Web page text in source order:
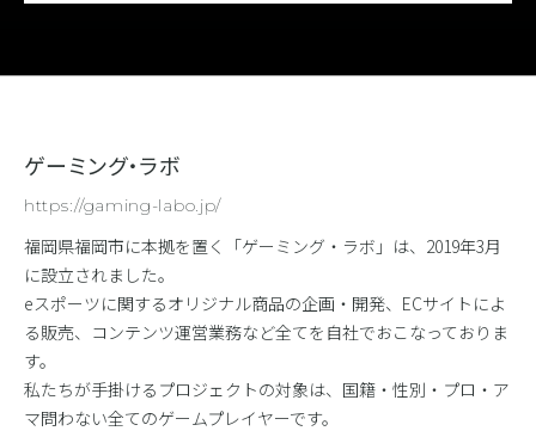
ゲーミング・ラボ
https://gaming-labo.jp/
福岡県福岡市に本拠を置く「ゲーミング・ラボ」は、2019年3月
に設立されました。
eスポーツに関するオリジナル商品の企画・開発、ECサイトによ
る販売、コンテンツ運営業務など全てを自社でおこなっておりま
す。
私たちが手掛けるプロジェクトの対象は、国籍・性別・プロ・ア
マ問わない全てのゲームプレイヤーです。